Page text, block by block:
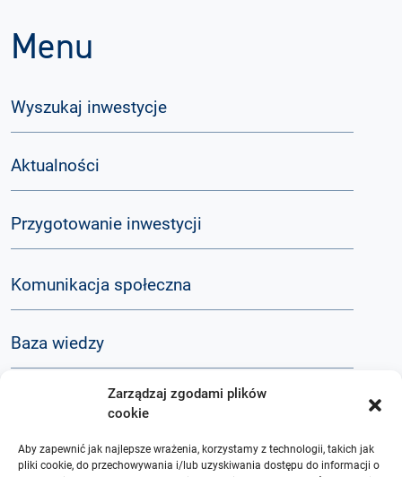
Zarządzaj zgodami plików
cookie
Aby zapewnić jak najlepsze wrażenia, korzystamy z technologii, takich jak
pliki cookie, do przechowywania i/lub uzyskiwania dostępu do informacji o
Menu
Wyszukaj inwestycje
Aktualności
Przygotowanie inwestycji
Komunikacja społeczna
Baza wiedzy
O nas